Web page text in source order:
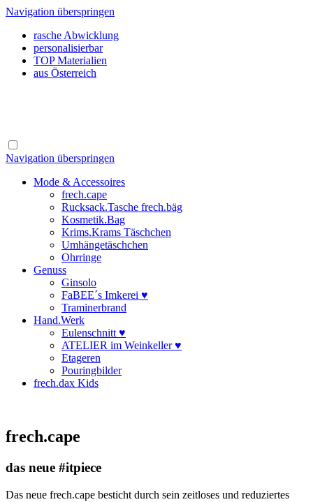
Navigation überspringen
rasche Abwicklung
personalisierbar
TOP Materialien
aus Österreich
Navigation überspringen
Mode & Accessoires
frech.cape
Rucksack.Tasche frech.bäg
Kosmetik.Bag
Krims.Krams Täschchen
Umhängetäschchen
Ohrringe
Genuss
Ginsolo
FaBEE´s Imkerei ♥
Traminerbrand
Hand.Werk
Eulenschnitt ♥
ATELIER im Weinkeller ♥
Etageren
Pouringbilder
frech.dax Kids
frech.cape
das neue #itpiece
Das neue frech.cape besticht durch sein zeitloses und reduziertes